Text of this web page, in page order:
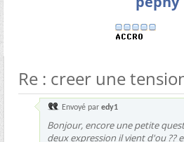
Re : creer une
Envoyé par edy1
Bonjour, encore une petite
deux expression il vient d'ou ??